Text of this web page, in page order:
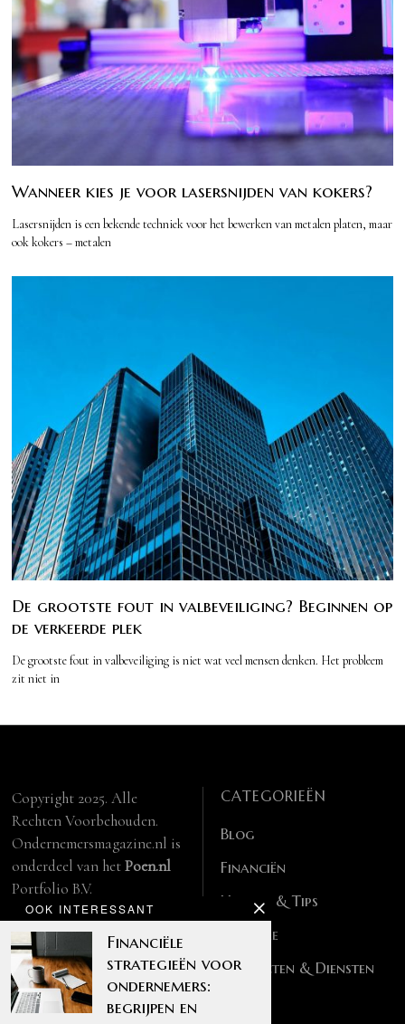
OOK INTERESSANT
Financiële
strategieën voor
ondernemers:
begrijpen en
Wanneer kies je voor lasersnijden van kokers?
Lasersnijden is een bekende techniek voor het bewerken van metalen platen, maar
ook kokers – metalen
De grootste fout in valbeveiliging? Beginnen op
de verkeerde plek
De grootste fout in valbeveiliging is niet wat veel mensen denken. Het probleem
zit niet in
Copyright 2025. Alle
Rechten Voorbehouden.
Ondernemersmagazine.nl is
onderdeel van hetPoen.nl
Portfolio B.V.
info@ondernemersmagazine.nl.
Partner websites:
manbase.nl
feitelijk.be
CATEGORIEËN
Blog
Financiën
Handig & Tips
Lifestyle
Producten & Diensten